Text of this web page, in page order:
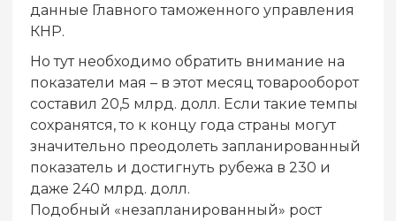
данные Главного таможенного управления
КНР.
Но тут необходимо обратить внимание на
показатели мая – в этот месяц товарооборот
составил 20,5 млрд. долл. Если такие темпы
сохранятся, то к концу года страны могут
значительно преодолеть запланированный
показатель и достигнуть рубежа в 230 и
даже 240 млрд. долл.
Подобный «незапланированный» рост